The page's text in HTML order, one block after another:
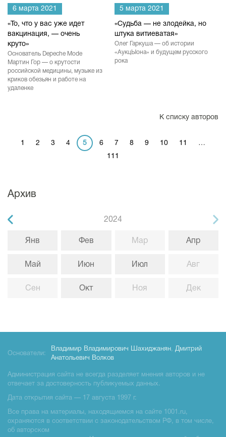
6 марта 2021
«То, что у вас уже идет
вакцинация, — очень
круто»
Основатель Depeche Mode
Мартин Гор — о крутости
российской медицины, музыке из
криков обезьян и работе на
удаленке
5 марта 2021
«Судьба — не злодейка, но
штука витиеватая»
Олег Гаркуша — об истории
«АукцЫона» и будущем русского
рока
К списку авторов
1 2 3 4 5 6 7 8 9 10 11
…
111
Архив
2024
Янв
Май
Сен
Фев
Июн
Окт
Мар
Июл
Ноя
Апр
Авг
Дек
Основатели:
Владимир Владимирович Шахиджанян, Дмитрий
Анатольевич Волков
Администрация сайта не всегда разделяет мнения авторов и не
отвечает за достоверность публикуемых данных.
Дата открытия сайта — 17 августа 1997 г.
Все права на материалы, находящиемся на сайте 1001.ru,
охраняются в соответствии с законодательством РФ, в том числе,
об авторском